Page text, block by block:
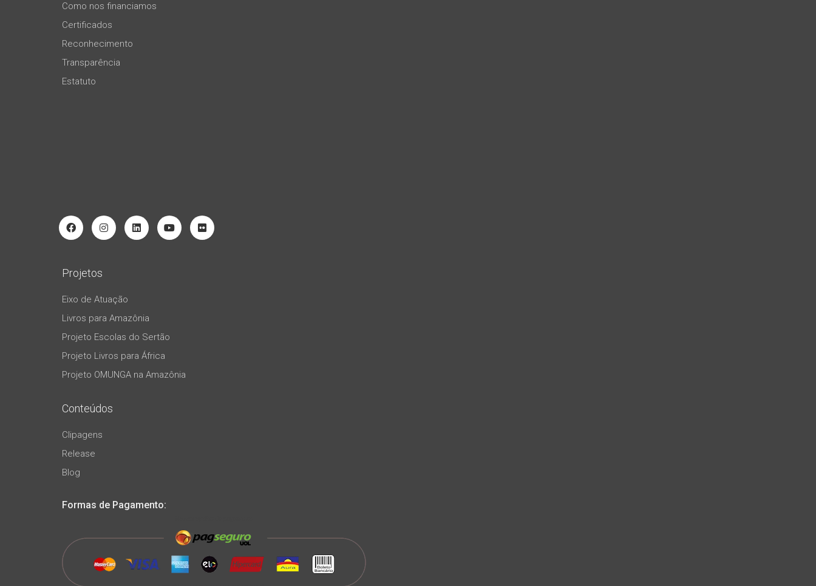
Como nos financiamos
Certificados
Reconhecimento
Transparência
Estatuto
Projetos
Eixo de Atuação
Livros para Amazônia
Projeto Escolas do Sertão
Projeto Livros para África
Projeto OMUNGA na Amazônia
Conteúdos
Clipagens
Release
Blog
Formas de Pagamento: